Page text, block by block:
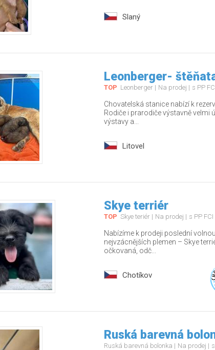
Slaný
Leonberger-
TOP Leonberger Na prodej s PP
Chovatelská stanice nabízí k
Rodiče i prarodiče výstavně velmi
výstavy a...
Litovel
Skye terriér
TOP Skye teriér Na prodej s PP FCI
Nabízíme k prodeji poslední
nejvzácnějších plemen – Skye
očkovaná, odč...
Chotíkov
Ruská barevná
Ruská barevná bolonka Na prodej